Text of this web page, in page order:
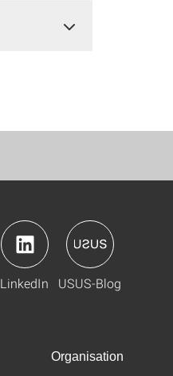
LinkedIn USUS-Blog
Organisation